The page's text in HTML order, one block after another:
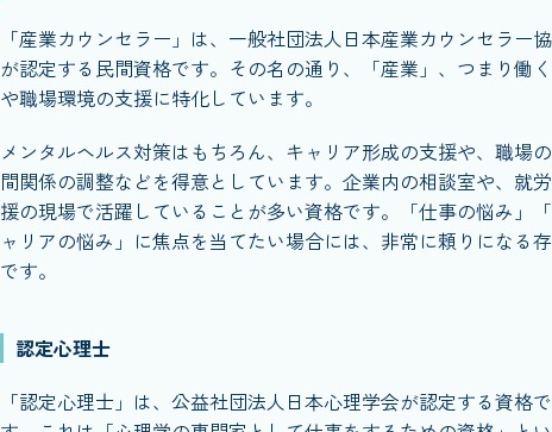
「産業カウンセラー」は、一般社団法人日本産業カウンセラー
が認定する民間資格です。その名の通り、「産業」、つまり働
や職場環境の支援に特化しています。
メンタルヘルス対策はもちろん、キャリア形成の支援や、職場
間関係の調整などを得意としています。企業内の相談室や、就
援の現場で活躍していることが多い資格です。「仕事の悩み」
ャリアの悩み」に焦点を当てたい場合には、非常に頼りになる
です。
認定心理士
「認定心理士」は、公益社団法人日本心理学会が認定する資格で